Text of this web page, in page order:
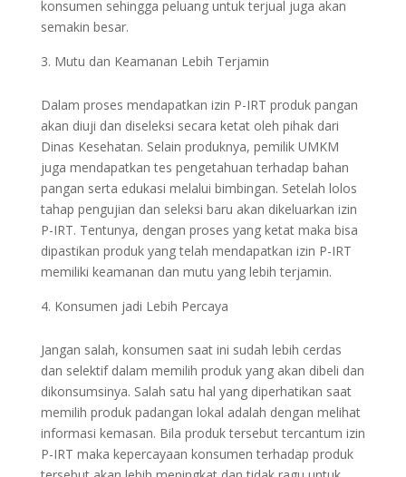
konsumen sehingga peluang untuk terjual juga akan
semakin besar.
Mutu dan Keamanan Lebih Terjamin
Dalam proses mendapatkan izin P-IRT produk pangan
akan diuji dan diseleksi secara ketat oleh pihak dari
Dinas Kesehatan. Selain produknya, pemilik UMKM
juga mendapatkan tes pengetahuan terhadap bahan
pangan serta edukasi melalui bimbingan. Setelah lolos
tahap pengujian dan seleksi baru akan dikeluarkan izin
P-IRT. Tentunya, dengan proses yang ketat maka bisa
dipastikan produk yang telah mendapatkan izin P-IRT
memiliki keamanan dan mutu yang lebih terjamin.
Konsumen jadi Lebih Percaya
Jangan salah, konsumen saat ini sudah lebih cerdas
dan selektif dalam memilih produk yang akan dibeli dan
dikonsumsinya. Salah satu hal yang diperhatikan saat
memilih produk padangan lokal adalah dengan melihat
informasi kemasan. Bila produk tersebut tercantum izin
P-IRT maka kepercayaan konsumen terhadap produk